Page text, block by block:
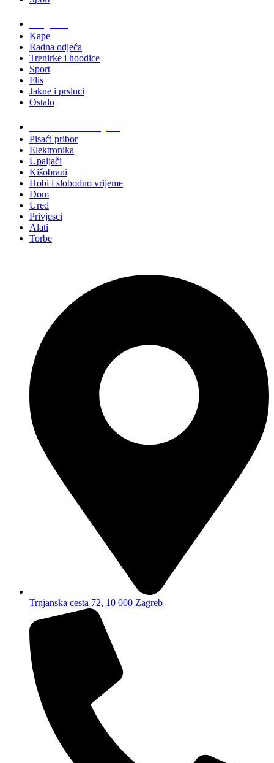
Kape
Radna odjeća
Trenirke i hoodice
Sport
Flis
Jakne i prsluci
Ostalo
Pisaći pribor
Elektronika
Upaljači
Kišobrani
Hobi i slobodno vrijeme
Dom
Ured
Privjesci
Alati
Torbe
Trnjanska cesta 72, 10 000 Zagreb